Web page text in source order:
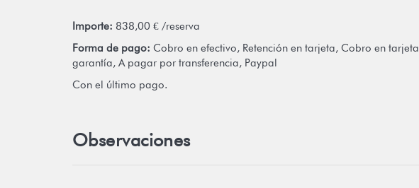
Importe: 838,00 € /reserva
Forma de pago: Cobro en efectivo, Retención en tarjeta, Cobro en
garantía, A pagar por transferencia, Paypal
Con el último pago.
Observaciones